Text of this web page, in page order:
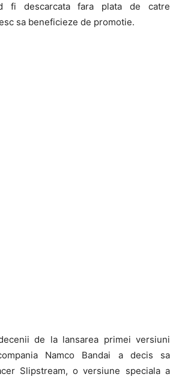
fi descarcata fara plata de catre
sa beneficieze de promotie.
de la lansarea primei versiuni
Namco Bandai a decis sa
Slipstream, o versiune speciala a